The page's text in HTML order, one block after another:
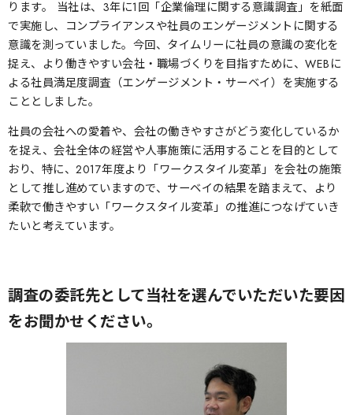
ります。 当社は、3年に1回「企業倫理に関する意識調査」を紙面
で実施し、コンプライアンスや社員のエンゲージメントに関する
意識を測っていました。今回、タイムリーに社員の意識の変化を
捉え、より働きやすい会社・職場づくりを目指すために、WEBに
よる社員満足度調査（エンゲージメント・サーベイ）を実施する
こととしました。
社員の会社への愛着や、会社の働きやすさがどう変化しているか
を捉え、会社全体の経営や人事施策に活用することを目的として
おり、特に、2017年度より「ワークスタイル変革」を会社の施策
として推し進めていますので、サーベイの結果を踏まえて、より
柔軟で働きやすい「ワークスタイル変革」の推進につなげていき
たいと考えています。
調査の委託先として当社を選んでいただいた要因
をお聞かせください。